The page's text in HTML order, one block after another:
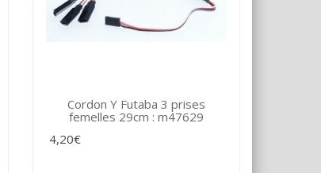
Cordon Y Futaba 3 prises
femelles 29cm : m47629
4,20€